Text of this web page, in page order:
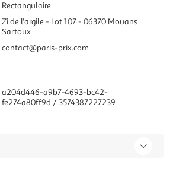
Rectangulaire
Zi de l'argile - Lot 107 - 06370 Mouans
Sartoux
contact@paris-prix.com
a204d446-a9b7-4693-bc42-
fe274a80ff9d / 3574387227239